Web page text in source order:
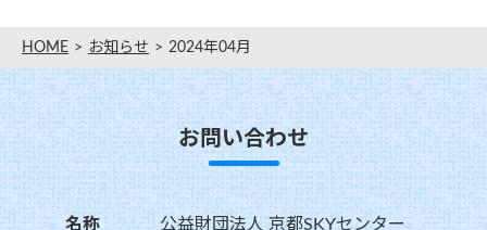
HOME お知らせ 2024年04月
お問い合わせ
名称 公益財団法人 京都SKYセンター